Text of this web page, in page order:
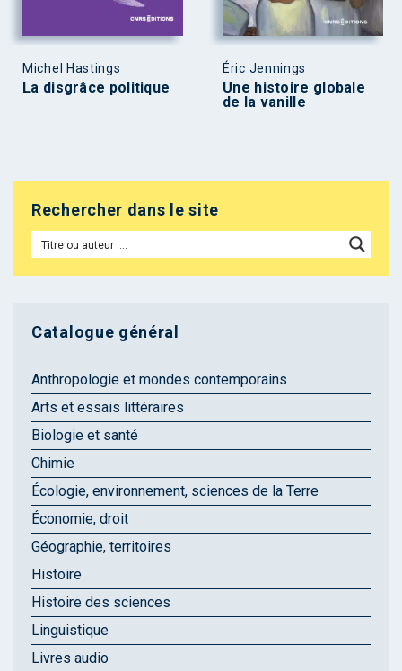
Michel Hastings
La disgrâce politique
Éric Jennings
Une histoire globale
de la vanille
Rechercher dans le site
Catalogue général
Anthropologie et mondes contemporains
Arts et essais littéraires
Biologie et santé
Chimie
Écologie, environnement, sciences de la Terre
Économie, droit
Géographie, territoires
Histoire
Histoire des sciences
Linguistique
Livres audio